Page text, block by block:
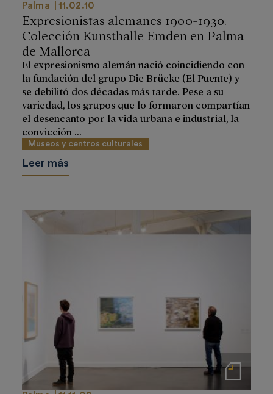
Palma 11.02.10
Expresionistas alemanes 1900-1930.
Colección Kunsthalle Emden en Palma
de Mallorca
El expresionismo alemán nació coincidiendo con
la fundación del grupo Die Brücke (El Puente) y
se debilitó dos décadas más tarde. Pese a su
variedad, los grupos que lo formaron compartían
el desencanto por la vida urbana e industrial, la
convicción ...
Museos y centros culturales
Leer más
Notas de prensa